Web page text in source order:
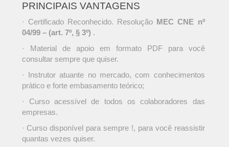
PRINCIPAIS VANTAGENS
· Certificado Reconhecido. Resolução MEC CNE nº
04/99 – (art. 7º, § 3º) .
· Material de apoio em formato PDF para você
consultar sempre que quiser.
· Instrutor atuante no mercado, com conhecimentos
prático e forte embasamento teórico;
· Curso acessível de todos os colaboradores das
empresas.
· Curso disponível para sempre !, para você reassistir
quantas vezes quiser.